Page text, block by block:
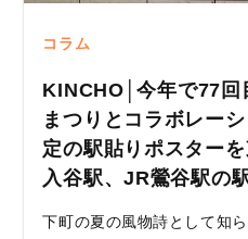
コラム
KINCHO│今年で77回
まつりとコラボレー
定の駅貼りポスター
入谷駅、JR鶯谷駅の
下町の夏の風物詩として知